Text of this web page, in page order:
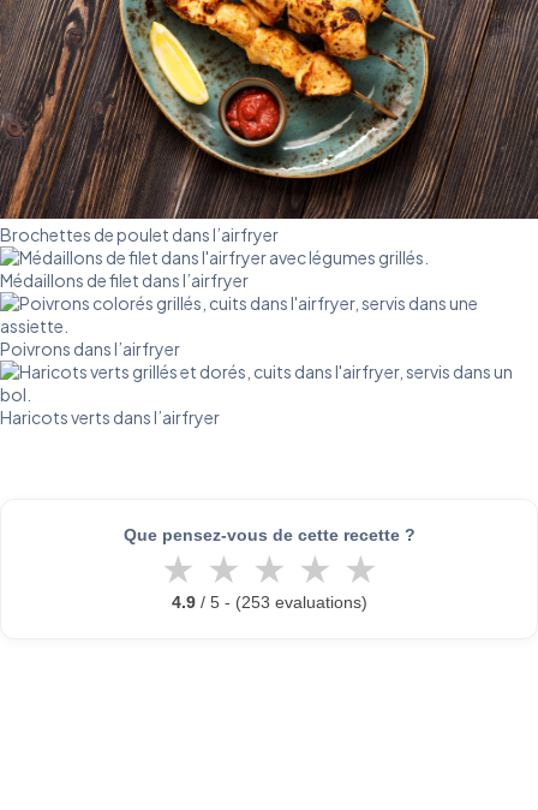
Brochettes de poulet dans l’airfryer
Médaillons de filet dans l’airfryer
Poivrons dans l’airfryer
Haricots verts dans l’airfryer
Que pensez-vous de cette recette ?
★ ★ ★ ★ ★
4.9/ 5 - (253 evaluations)